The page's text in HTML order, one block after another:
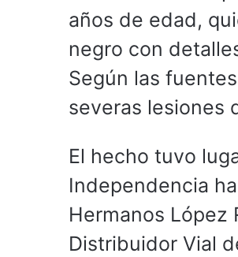
años de edad,
negro con
Según las
severas lesiones
El hecho tuvo
Independencia
Hermanos López
Distribuidor Vial